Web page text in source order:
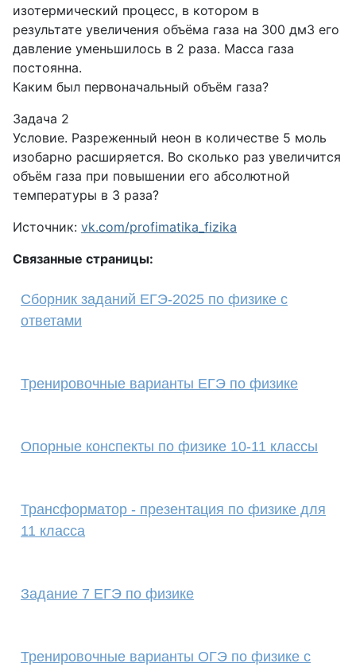
изотермический процесс, в котором в
результате увеличения объёма газа на 300 дм3 его
давление уменьшилось в 2 раза. Масса газа
постоянна.
Каким был первоначальный объём газа?
Задача 2
Условие. Разреженный неон в количестве 5 моль
изобарно расширяется. Во сколько раз увеличится
объём газа при повышении его абсолютной
температуры в 3 раза?
Источник: vk.com/profimatika_fizika
Связанные страницы:
Сборник заданий ЕГЭ-2025 по физике с
ответами
Тренировочные варианты ЕГЭ по физике
Опорные конспекты по физике 10-11 классы
Трансформатор - презентация по физике для
11 класса
Задание 7 ЕГЭ по физике
Тренировочные варианты ОГЭ по физике с